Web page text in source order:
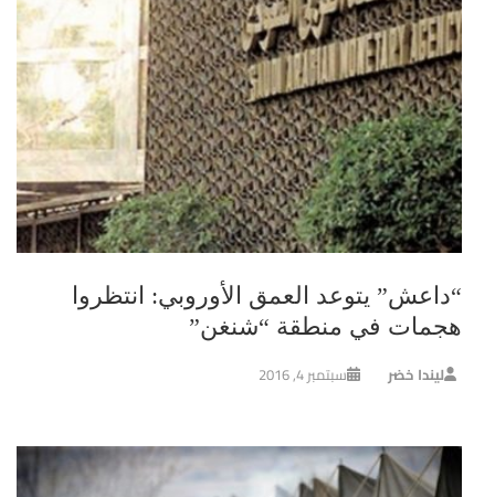
“داعش” يتوعد العمق الأوروبي: انتظروا
هجمات في منطقة “شنغن”
ليندا خضر سبتمبر 4, 2016